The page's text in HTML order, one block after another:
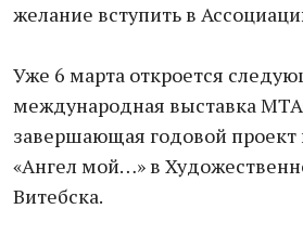
желание вступить в
Уже 6 марта откроется
международная выставка
завершающая годовой
«Ангел мой…» в
Витебска.